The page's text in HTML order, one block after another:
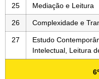
25 Mediação e Leitura
26 Complexidade e
27
Estudo
Intelectual, Leitura